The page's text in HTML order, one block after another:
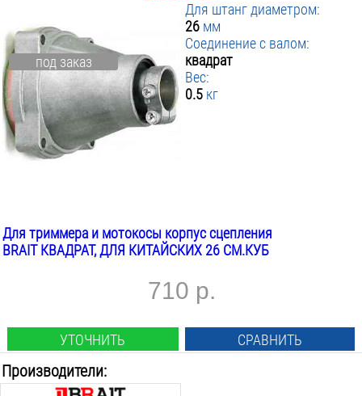
под заказ
Для штанг диаметром:
26 мм
Соединение с валом:
квадрат
Вес:
0.5 кг
Для триммера и мотокосы корпус сцепления
BRAIT КВАДРАТ, ДЛЯ КИТАЙСКИХ 26 СМ.КУБ
710 р.
УТОЧНИТЬ СРАВНИТЬ
Производители: